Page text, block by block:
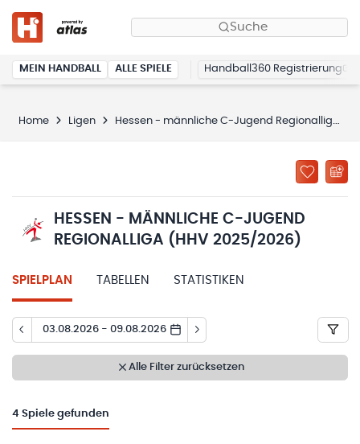
Suche
MEIN HANDBALL ALLE SPIELE Handball360 Registrierung
Home Ligen Hessen - männliche C-Jugend Regionalliga (HHV 2025/2026)
HESSEN - MÄNNLICHE C-JUGEND
REGIONALLIGA (HHV 2025/2026)
SPIELPLAN TABELLEN STATISTIKEN
03.08.2026 - 09.08.2026
Alle Filter zurücksetzen
4 Spiele gefunden